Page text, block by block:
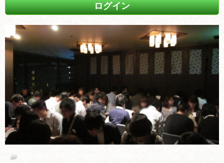
ログイン